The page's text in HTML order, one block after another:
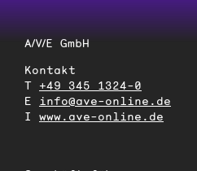
A/V/E GmbH
Kontakt
T +49 345 1324-0
E info@ave-online.de
I www.ave-online.de